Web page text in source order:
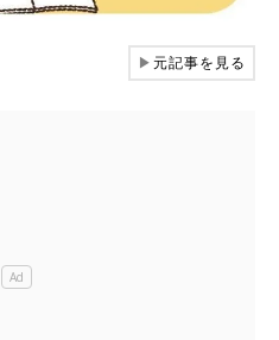
▶元記事を見る